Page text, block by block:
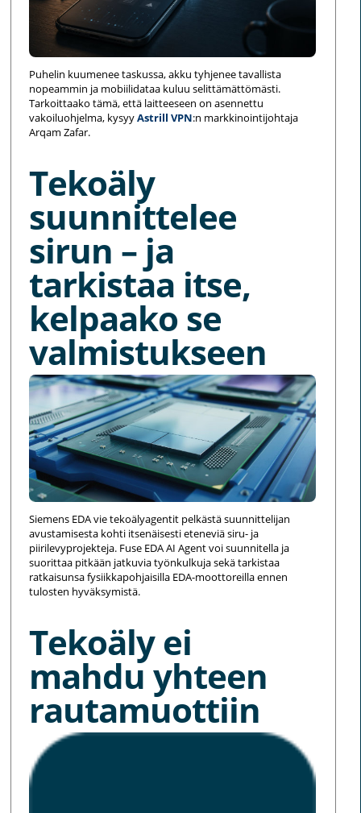
Puhelin kuumenee taskussa, akku tyhjenee tavallista
nopeammin ja mobiilidataa kuluu selittämättömästi.
Tarkoittaako tämä, että laitteeseen on asennettu
vakoiluohjelma, kysyyAstrill VPN:n markkinointijohtaja
Arqam Zafar.
Tekoäly
suunnittelee
sirun – ja
tarkistaa itse,
kelpaako se
valmistukseen
Siemens EDA vie tekoälyagentit pelkästä suunnittelijan
avustamisesta kohti itsenäisesti eteneviä siru- ja
piirilevyprojekteja. Fuse EDA AI Agent voi suunnitella ja
suorittaa pitkään jatkuvia työnkulkuja sekä tarkistaa
ratkaisunsa fysiikkapohjaisilla EDA-moottoreilla ennen
tulosten hyväksymistä.
Tekoäly ei
mahdu yhteen
rautamuottiin